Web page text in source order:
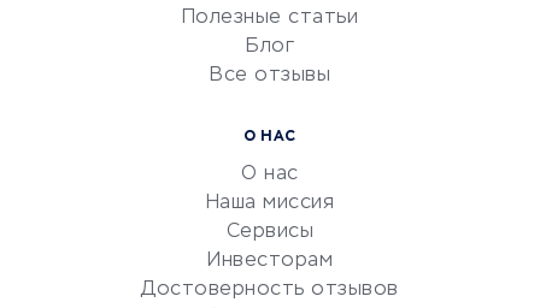
УСЛУГИ ДЛЯ БИЗНЕСА
документооборот
Полезные статьи
Блог
Все отзывы
О НАС
О нас
Наша миссия
Сервисы
Инвесторам
Достоверность отзывов